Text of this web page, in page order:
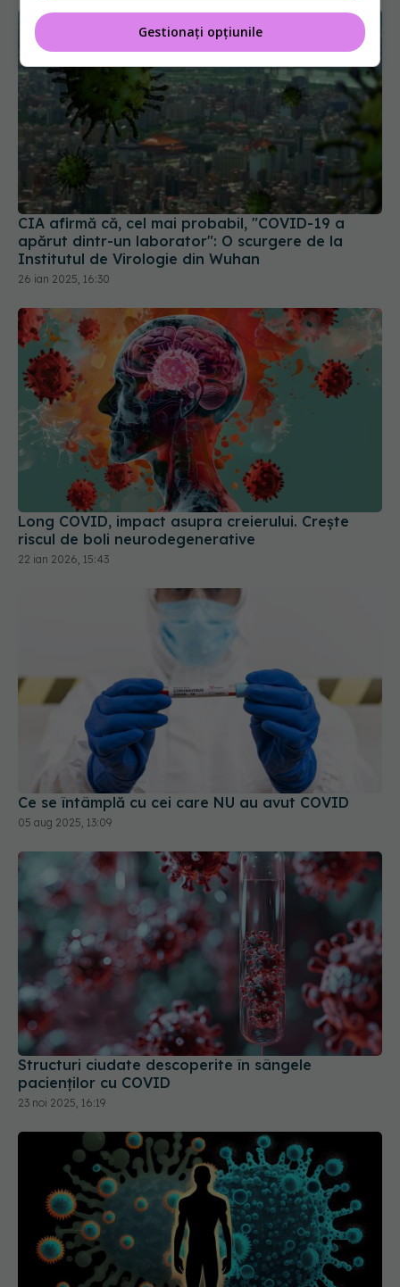
CIA afirmă că, cel mai probabil, "COVID-19 a
apărut dintr-un laborator": O scurgere de la
Institutul de Virologie din Wuhan
26 ian 2025, 16:30
Long COVID, impact asupra creierului. Crește
riscul de boli neurodegenerative
22 ian 2026, 15:43
Ce se întâmplă cu cei care NU au avut COVID
05 aug 2025, 13:09
Structuri ciudate descoperite în sângele
pacienților cu COVID
23 noi 2025, 16:19
Gestionați opțiunile